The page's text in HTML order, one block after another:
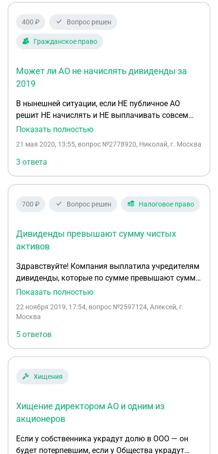
400 ₽ Вопрос решен
Гражданское право
Может ли АО не начислять дивиденды за
2019
В нынешней ситуации, если НЕ публичное АО
решит НЕ начислять и НЕ выплачивать совсем
дивиденды за 2019 год, это может считаться
проблемы лишней отчётности и оправдания
своего решения. Хотелось бы всё же дивиденд,
хотя бы маленький получить, а посему повлиять
на решение акционеров)) Подскажите,
дивидендов можно привести на собрании))
Показать полностью
21 мая 2020, 13:55, вопрос №2778920, Николай, г. Москва
3 ответа
700 ₽ Вопрос решен Налоговое право
Дивиденды превышают сумму чистых
активов
Здравствуйте! Компания выплатила учредителям
дивиденды, которые по сумме превышают сумму
чистых активов. Налоговая выявила это в
требование. Каковы последствия, что необходимо
Показать полностью
22 ноября 2019, 17:54, вопрос №2597124, Алексей, г.
Москва
5 ответов
Хищения
Хищение директором АО и одним из
акционеров
Если у собственника украдут долю в ООО — он
будет потерпевшим, если у Общества украдут